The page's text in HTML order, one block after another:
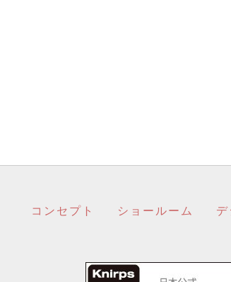
コンセプト ショールーム